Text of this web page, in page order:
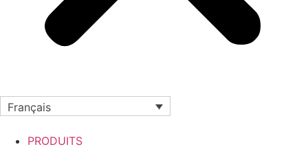
Français
PRODUITS